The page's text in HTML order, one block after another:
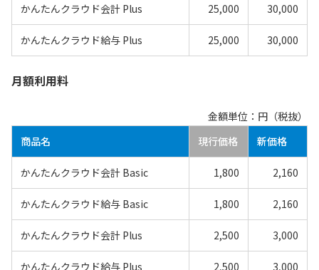
かんたんクラウド会計 Plus 25,000 30,000
かんたんクラウド給与 Plus 25,000 30,000
月額利用料
金額単位：円（税抜）
商品名
現行価格 新価格
かんたんクラウド会計 Basic 1,800 2,160
かんたんクラウド給与 Basic 1,800 2,160
かんたんクラウド会計 Plus 2,500 3,000
かんたんクラウド給与 Plus 2,500 3,000